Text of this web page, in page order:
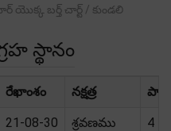
యొక్క బర్త్ చార్ట్ / కుండలి
స్థానం
రేఖాంశం నక్షత్ర
21-08-30 శ్రవణము 4